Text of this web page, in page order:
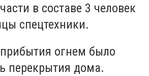
в составе 3 человек
спецтехники.
огнем было
перекрытия дома.